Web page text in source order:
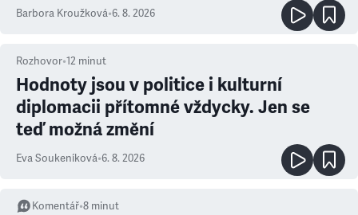
Barbora Kroužková•6. 8. 2026
Rozhovor•12 minut
Hodnoty jsou v politice i kulturní
diplomacii přítomné vždycky. Jen se
teď možná změní
Eva Soukeníková•6. 8. 2026
Komentář•8 minut